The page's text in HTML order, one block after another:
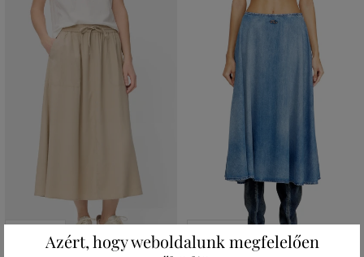
Azért, hogy weboldalunk megfelelően